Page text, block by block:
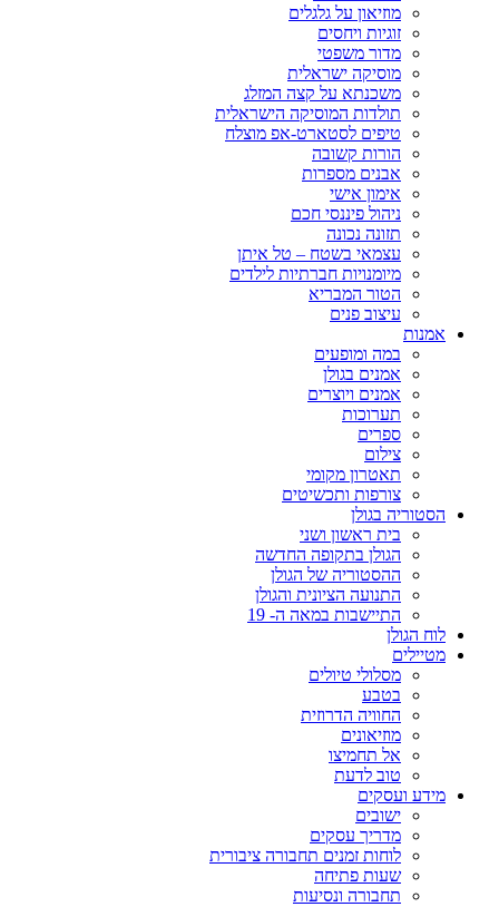
מוזיאון על גלגלים
זוגיות ויחסים
מדור משפטי
מוסיקה ישראלית
משכנתא על קצה המזלג
תולדות המוסיקה הישראלית
טיפים לסטארט-אפ מוצלח
הורות קשובה
אבנים מספרות
אימון אישי
ניהול פיננסי חכם
תזונה נכונה
עצמאי בשטח – טל איתן
מיומנויות חברתיות לילדים
הטור המבריא
עיצוב פנים
אמנות
במה ומופעים
אמנים בגולן
אמנים ויוצרים
תערוכות
ספרים
צילום
תאטרון מקומי
צורפות ותכשיטים
הסטוריה בגולן
בית ראשון ושני
הגולן בתקופה החדשה
ההסטוריה של הגולן
התנועה הציונית והגולן
התיישבות במאה ה- 19
לוח הגולן
מטיילים
מסלולי טיולים
בטבע
החוויה הדרוזית
מוזיאונים
אל תחמיצו
טוב לדעת
מידע ועסקים
ישובים
מדריך עסקים
לוחות זמנים תחבורה ציבורית
שעות פתיחה
תחבורה ונסיעות